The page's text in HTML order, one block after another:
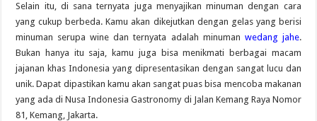
Selain itu, di sana ternyata juga menyajikan minuman dengan cara
yang cukup berbeda. Kamu akan dikejutkan dengan gelas yang berisi
minuman serupa wine dan ternyata adalah minuman wedang jahe.
Bukan hanya itu saja, kamu juga bisa menikmati berbagai macam
jajanan khas Indonesia yang dipresentasikan dengan sangat lucu dan
unik. Dapat dipastikan kamu akan sangat puas bisa mencoba makanan
yang ada di Nusa Indonesia Gastronomy di Jalan Kemang Raya Nomor
81, Kemang, Jakarta.